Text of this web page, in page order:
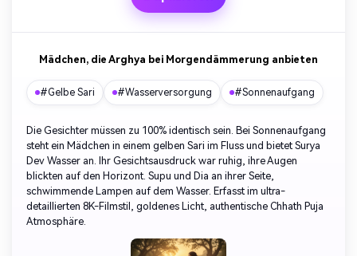
Mädchen, die Arghya bei Morgendämmerung anbieten
#Gelbe Sari #Wasserversorgung #Sonnenaufgang
Die Gesichter müssen zu 100% identisch sein. Bei Sonnenaufgang
steht ein Mädchen in einem gelben Sari im Fluss und bietet Surya
Dev Wasser an. Ihr Gesichtsausdruck war ruhig, ihre Augen
blickten auf den Horizont. Supu und Dia an ihrer Seite,
schwimmende Lampen auf dem Wasser. Erfasst im ultra-
detaillierten 8K-Filmstil, goldenes Licht, authentische Chhath Puja
Atmosphäre.